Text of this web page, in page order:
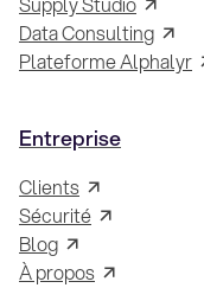
Data Consulting
Plateforme Alphalyr
Entreprise
Clients
Sécurité
Blog
À propos